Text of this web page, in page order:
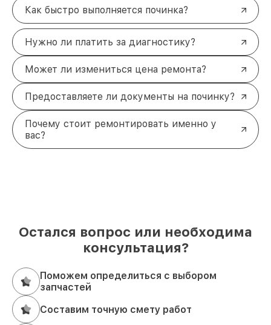
Как быстро выполняется починка?
Нужно ли платить за диагностику?
Может ли измениться цена ремонта?
Предоставляете ли документы на починку?
Почему стоит ремонтировать именно у
вас?
Остался вопрос или необходима
консультация?
Поможем определиться с выбором
запчастей
Составим точную смету работ